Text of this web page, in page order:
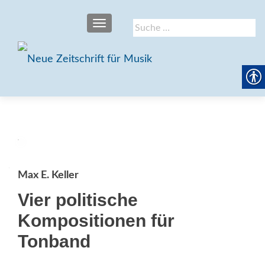
Suche
nach:
SCHALTE NAVIGATION
Max E. Keller
Vier politische
Kompositionen für
Tonband